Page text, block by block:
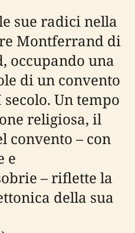
sue radici nella
Montferrand di
occupando una
di un convento
Un tempo
religiosa, il
convento – con
e
– riflette la
della sua